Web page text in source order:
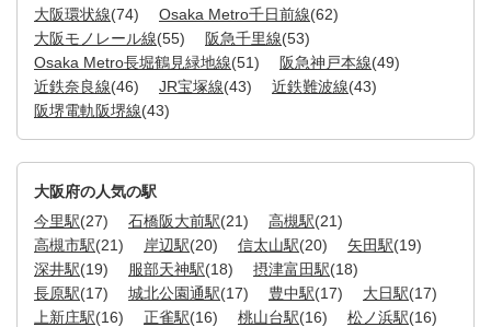
大阪環状線(74) Osaka Metro千日前線(62)
大阪モノレール線(55) 阪急千里線(53)
Osaka Metro長堀鶴見緑地線(51) 阪急神戸本線(49)
近鉄奈良線(46) JR宝塚線(43) 近鉄難波線(43)
阪堺電軌阪堺線(43)
大阪府の人気の駅
今里駅(27) 石橋阪大前駅(21) 高槻駅(21)
高槻市駅(21) 岸辺駅(20) 信太山駅(20) 矢田駅(19)
深井駅(19) 服部天神駅(18) 摂津富田駅(18)
長原駅(17) 城北公園通駅(17) 豊中駅(17) 大日駅(17)
上新庄駅(16) 正雀駅(16) 桃山台駅(16) 松ノ浜駅(16)